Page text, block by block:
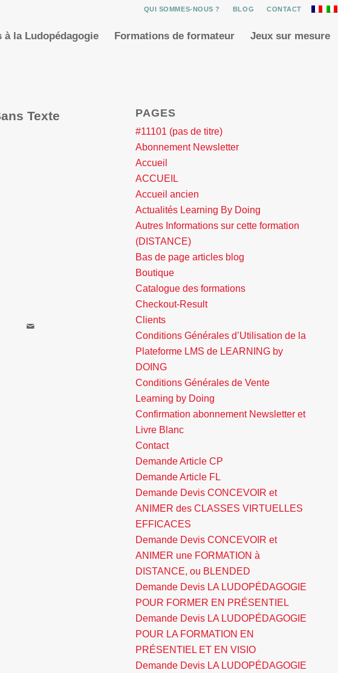
QUI SOMMES-NOUS ? BLOG CONTACT
à la Ludopédagogie Formations de formateur Jeux sur mesure
Texte
PAGES
#11101 (pas de titre)
Abonnement Newsletter
Accueil
ACCUEIL
Accueil ancien
Actualités Learning By Doing
Autres Informations sur cette formation
(DISTANCE)
Bas de page articles blog
Boutique
Catalogue des formations
Checkout-Result
Clients
Conditions Générales d’Utilisation de la
Plateforme LMS de LEARNING by
DOING
Conditions Générales de Vente
Learning by Doing
Confirmation abonnement Newsletter et
Livre Blanc
Contact
Demande Article CP
Demande Article FL
Demande Devis CONCEVOIR et
ANIMER des CLASSES VIRTUELLES
EFFICACES
Demande Devis CONCEVOIR et
ANIMER une FORMATION à
DISTANCE, ou BLENDED
Demande Devis LA LUDOPÉDAGOGIE
POUR FORMER EN PRÉSENTIEL
Demande Devis LA LUDOPÉDAGOGIE
POUR LA FORMATION EN
PRÉSENTIEL ET EN VISIO
Demande Devis LA LUDOPÉDAGOGIE